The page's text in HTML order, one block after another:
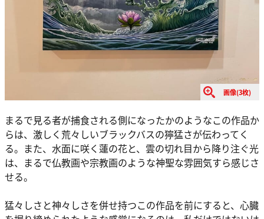
画像(3枚)
まるで見る者が捕食される側になったかのようなこの作品か
らは、激しく荒々しいブラックバスの獰猛さが伝わってく
る。また、水面に咲く蓮の花と、雲の切れ目から降り注ぐ光
は、まるで仏教画や宗教画のような神聖な雰囲気すら感じさ
せる。
猛々しさと神々しさを併せ持つこの作品を前にすると、心臓